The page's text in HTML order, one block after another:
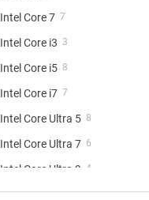
Intel Core 7 7
Intel Core i3 3
Intel Core i5 8
Intel Core i7 7
Intel Core Ultra 5 8
Intel Core Ultra 7 6
Intel Core Ultra 9 4